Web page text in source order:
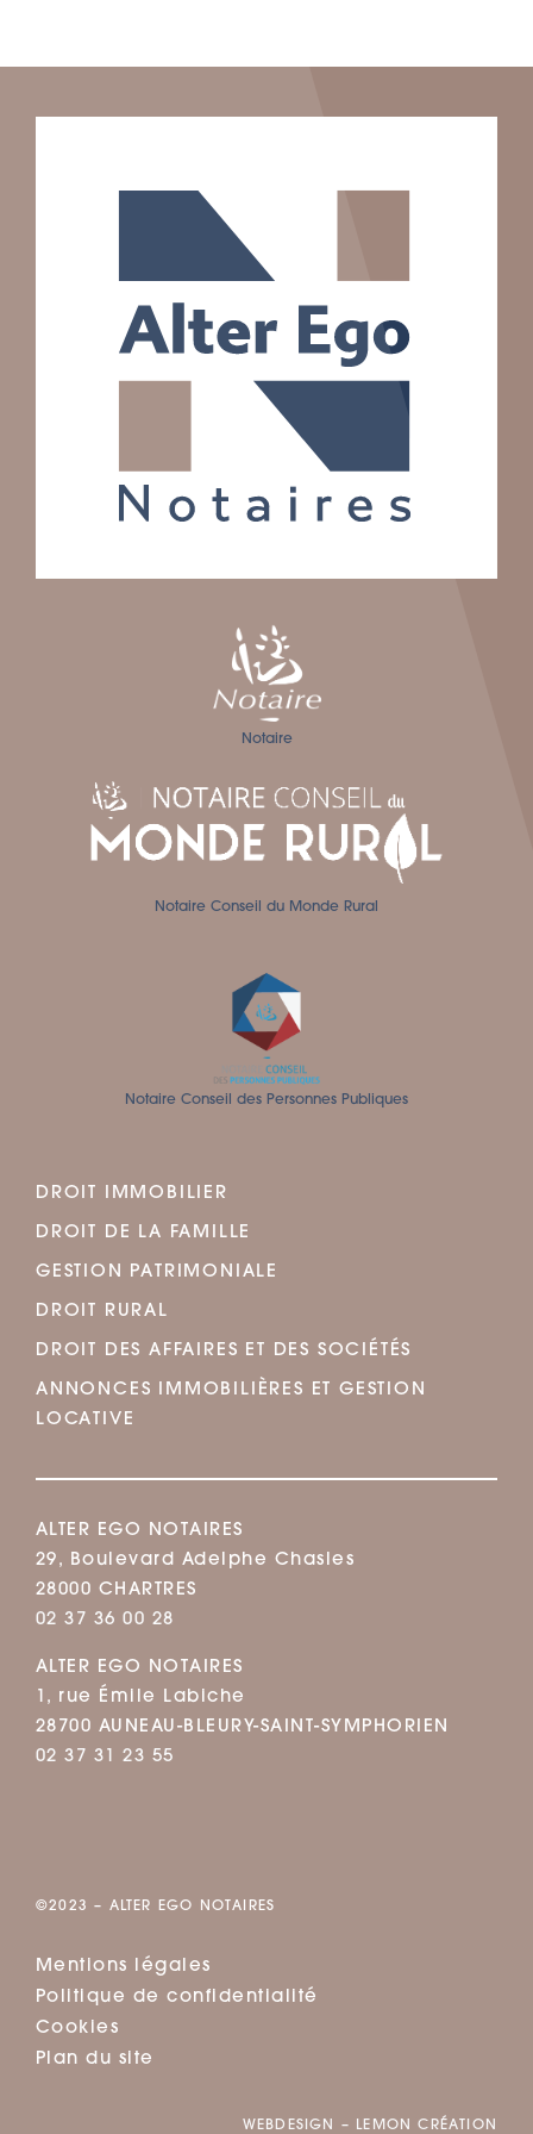
Notaire
Notaire Conseil du Monde Rural
Notaire Conseil des Personnes Publiques
DROIT IMMOBILIER
DROIT DE LA FAMILLE
GESTION PATRIMONIALE
DROIT RURAL
DROIT DES AFFAIRES ET DES SOCIÉTÉS
ANNONCES IMMOBILIÈRES ET GESTION
LOCATIVE
ALTER EGO NOTAIRES
29, Boulevard Adelphe Chasles
28000 CHARTRES
02 37 36 00 28
ALTER EGO NOTAIRES
1, rue Émile Labiche
28700 AUNEAU-BLEURY-SAINT-SYMPHORIEN
02 37 31 23 55
©2023 – ALTER EGO NOTAIRES
Mentions légales
Politique de confidentialité
Cookies
Plan du site
WEBDESIGN – LEMON CRÉATION